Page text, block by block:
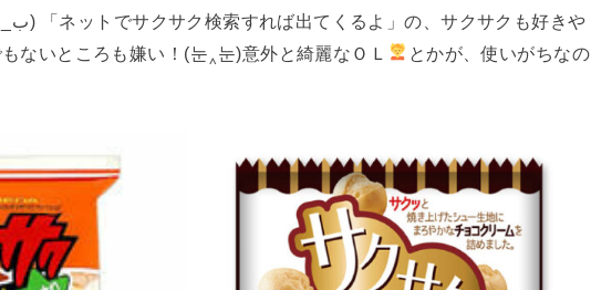
ないところも嫌い！(⁠눈⁠‸⁠눈⁠)意外と綺麗なＯＬ
とかが、使いがちなの